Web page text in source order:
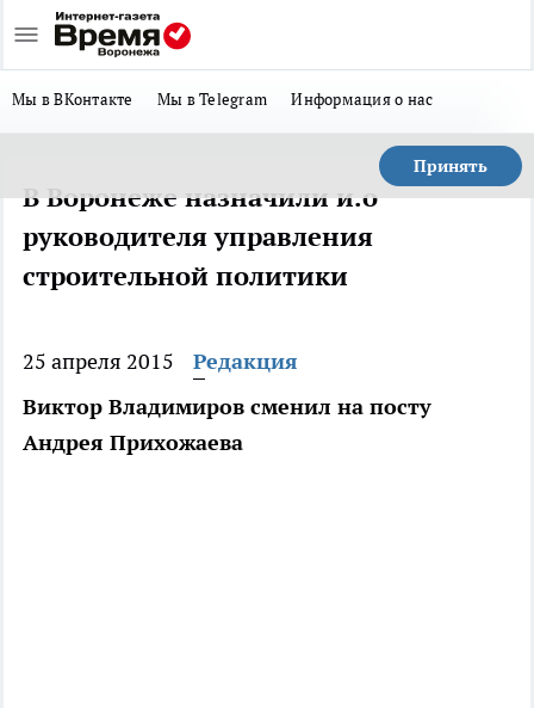
Мы в ВКонтакте Мы в Telegram Информация о нас
Принять
В Воронеже назначили и.о
руководителя управления
строительной политики
25 апреля 2015
Редакция
Виктор Владимиров сменил на посту
Андрея Прихожаева